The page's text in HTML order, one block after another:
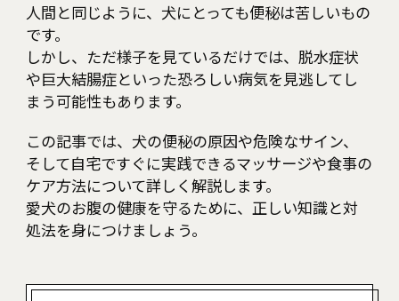
人間と同じように、犬にとっても便秘は苦しいもの
です。
しかし、ただ様子を見ているだけでは、脱水症状
や巨大結腸症といった恐ろしい病気を見逃してし
まう可能性もあります。
この記事では、犬の便秘の原因や危険なサイン、
そして自宅ですぐに実践できるマッサージや食事の
ケア方法について詳しく解説します。
愛犬のお腹の健康を守るために、正しい知識と対
処法を身につけましょう。